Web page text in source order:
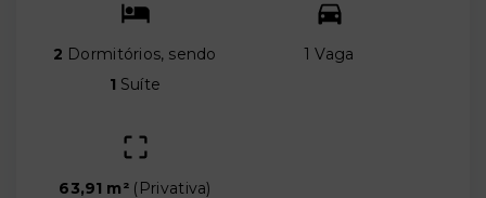
2 Dormitórios, sendo
1 Suíte
1 Vaga
63,91 m² ( Privativa)